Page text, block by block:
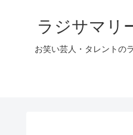
ラジサマリ
お笑い芸人・タレントの